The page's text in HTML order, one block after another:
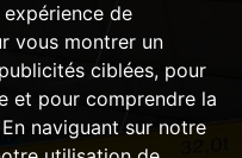
de
vous montrer un
ciblées, pour
et pour comprendre la
naviguant sur notre